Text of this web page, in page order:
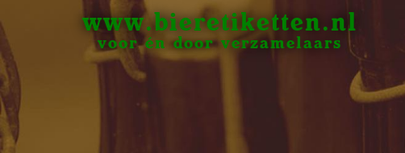
www.bieretiketten.nl
voor én door verzamelaars